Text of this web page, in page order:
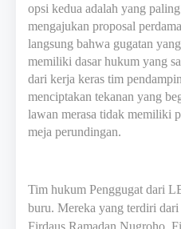
opsi kedua adalah yang
mengajukan proposal
langsung bahwa gugatan
memiliki dasar hukum yang
dari kerja keras tim
menciptakan tekanan yang
lawan merasa tidak memiliki
meja perundingan.
Tim hukum Penggugat dari
buru. Mereka yang terdiri
Firdaus Ramadan Nugroho,